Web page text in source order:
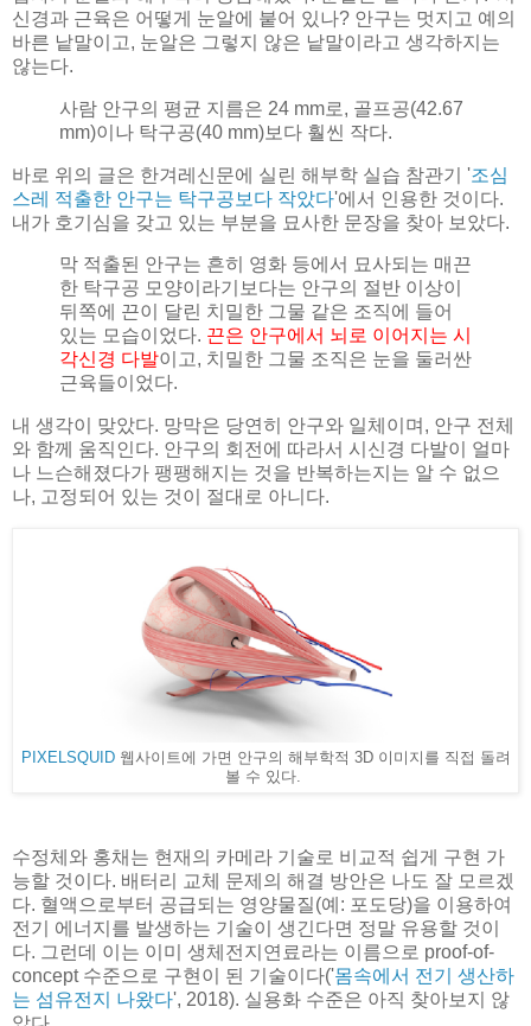
신경과 근육은 어떻게 눈알에 붙어 있나? 안구는 멋지고 예의
바른 낱말이고, 눈알은 그렇지 않은 낱말이라고 생각하지는
않는다.
사람 안구의 평균 지름은 24 mm로, 골프공(42.67
mm)이나 탁구공(40 mm)보다 훨씬 작다.
바로 위의 글은 한겨레신문에 실린 해부학 실습 참관기 '조심
스레 적출한 안구는 탁구공보다 작았다'에서 인용한 것이다.
내가 호기심을 갖고 있는 부분을 묘사한 문장을 찾아 보았다.
막 적출된 안구는 흔히 영화 등에서 묘사되는 매끈
한 탁구공 모양이라기보다는 안구의 절반 이상이
뒤쪽에 끈이 달린 치밀한 그물 같은 조직에 들어
있는 모습이었다. 끈은 안구에서 뇌로 이어지는 시
각신경 다발이고, 치밀한 그물 조직은 눈을 둘러싼
근육들이었다.
내 생각이 맞았다. 망막은 당연히 안구와 일체이며, 안구 전체
와 함께 움직인다. 안구의 회전에 따라서 시신경 다발이 얼마
나 느슨해졌다가 팽팽해지는 것을 반복하는지는 알 수 없으
나, 고정되어 있는 것이 절대로 아니다.
PIXELSQUID웹사이트에 가면 안구의 해부학적 3D 이미지를 직접 돌려
볼 수 있다.
수정체와 홍채는 현재의 카메라 기술로 비교적 쉽게 구현 가
능할 것이다. 배터리 교체 문제의 해결 방안은 나도 잘 모르겠
다. 혈액으로부터 공급되는 영양물질(예: 포도당)을 이용하여
전기 에너지를 발생하는 기술이 생긴다면 정말 유용할 것이
다. 그런데 이는 이미 생체전지연료라는 이름으로 proof-of-
concept 수준으로 구현이 된 기술이다('몸속에서 전기 생산하
는 섬유전지 나왔다', 2018). 실용화 수준은 아직 찾아보지 않